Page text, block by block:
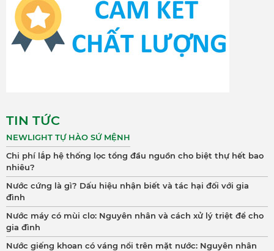
TIN TỨC
NEWLIGHT TỰ HÀO SỨ MỆNH
Chi phí lắp hệ thống lọc tổng đầu nguồn cho biệt thự hết bao
nhiêu?
Nước cứng là gì? Dấu hiệu nhận biết và tác hại đối với gia
đình
Nước máy có mùi clo: Nguyên nhân và cách xử lý triệt để cho
gia đình
Nước giếng khoan có váng nổi trên mặt nước: Nguyên nhân